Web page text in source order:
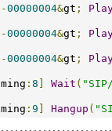
-00000004&gt ;
-00000004&gt ;
-00000004&gt ;
: 8 ] Wait (
: 9 ] Hangup (